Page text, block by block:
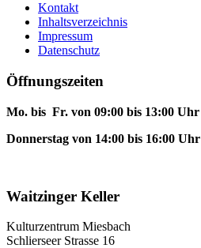
Kontakt
Inhaltsverzeichnis
Impressum
Datenschutz
Öffnungszeiten
Mo. bis Fr. von 09:00 bis 13:00 Uhr
Donnerstag von 14:00 bis 16:00 Uhr
Waitzinger Keller
Kulturzentrum Miesbach
Schlierseer Strasse 16